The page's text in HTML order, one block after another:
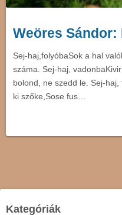
Weöres
Sej-haj,folyóbaSok a hal
száma. Sej-haj,
bolond, ne szedd le. Sej-haj,
ki szőke,Sose fus…
Kategóriák